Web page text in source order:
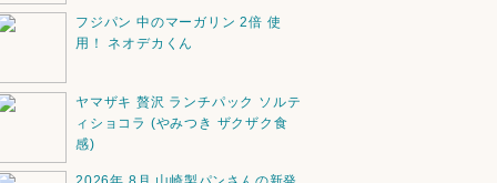
フジパン 中のマーガリン 2倍 使
用！ ネオデカくん
ヤマザキ 贅沢 ランチパック ソルテ
ィショコラ (やみつき ザクザク食
感)